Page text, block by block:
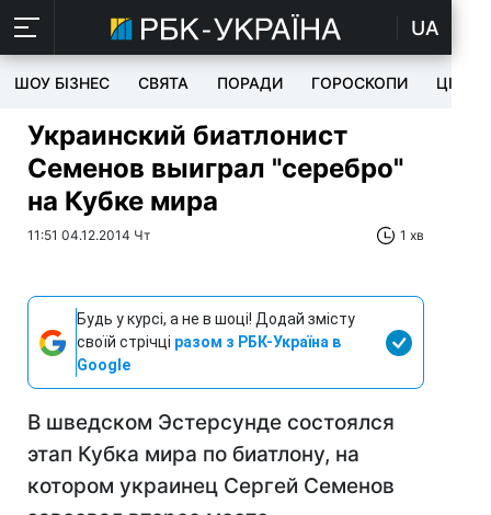
UA
ШОУ БІЗНЕС СВЯТА ПОРАДИ ГОРОСКОПИ ЦІКАВЕ
Украинский биатлонист
Семенов выиграл "серебро"
на Кубке мира
11:51 04.12.2014 Чт 1 хв
Будь у курсі, а не в шоці! Додай змісту
своїй стрічці разом з РБК-Україна в
Google
В шведском Эстерсунде состоялся
этап Кубка мира по биатлону, на
котором украинец Сергей Семенов